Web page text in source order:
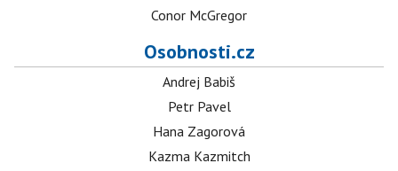
Conor McGregor
Osobnosti.cz
Andrej Babiš
Petr Pavel
Hana Zagorová
Kazma Kazmitch